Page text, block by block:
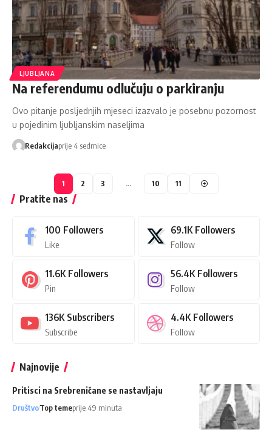
LJUBLJANA
Na referendumu odlučuju o parkiranju
Ovo pitanje posljednjih mjeseci izazvalo je posebnu pozornost
u pojedinim ljubljanskim naseljima
Redakcijaprije 4 sedmice
1 2 3 … 10 11
Pratite nas
100 Followers
Like
69.1K Followers
Follow
11.6K Followers
Pin
56.4K Followers
Follow
136K Subscribers
Subscribe
4.4K Followers
Follow
Najnovije
Pritisci na Srebreničane se nastavljaju
DruštvoTop temeprije 49 minuta